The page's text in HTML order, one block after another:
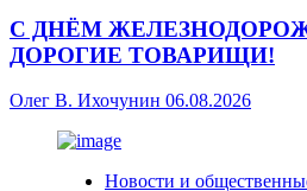
С ДНЁМ
ДОРОГИЕ ТОВАРИЩИ!
Олег В. Ихочунин 06.08.2026
Новости и